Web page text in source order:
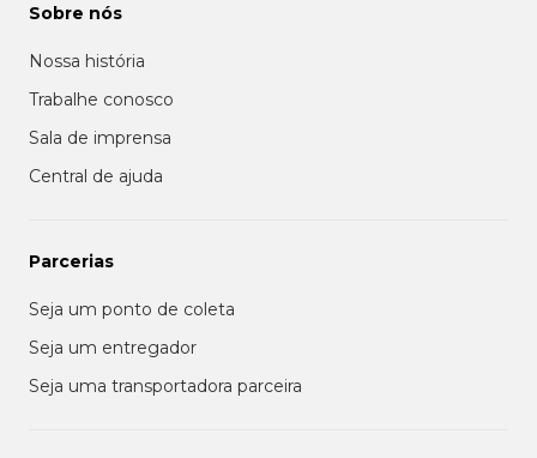
Sobre nós
Nossa história
Trabalhe conosco
Sala de imprensa
Central de ajuda
Parcerias
Seja um ponto de coleta
Seja um entregador
Seja uma transportadora parceira